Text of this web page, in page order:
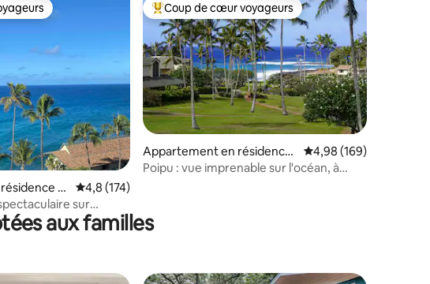
248 commentaires : 4,98 sur 5
⋅
Évaluation moyenne sur la base de 174 commentaires : 4,8 sur 5
4,8 (174)
sur
à Poipu Beach
Coups de cœur voyageurs les plus appréciés
Coup de cœur voyageurs
Appartement en résidence
⋅ Koloa
Évaluation moyenne
4,98 (169)
Poipu : vue imprenable sur l'océan, à
aux familles